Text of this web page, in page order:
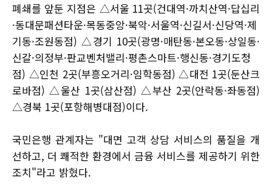
폐쇄를 앞둔 지점은 △서울 11곳(건대역·까치산역·답십리
·동대문패션타운·목동중앙·북악·서울역·신길서·신당역·제
기동·조원동점) △경기 10곳(광명·매탄동·본오동·상일동·
신갈·의정부·판교벤처밸리·평촌스마트·행신동·경기도청
점) △인천 2곳(부흥오거리·임학동점) △대전 1곳(둔산크
로바점) △울산 1곳(삼산점) △부산 2곳(안락동·좌동점)
△경북 1곳(포항해병대점)이다.
국민은행 관계자는 "대면 고객 상담 서비스의 품질을 개
선하고, 더 쾌적한 환경에서 금융 서비스를 제공하기 위한
조치"라고 밝혔다.